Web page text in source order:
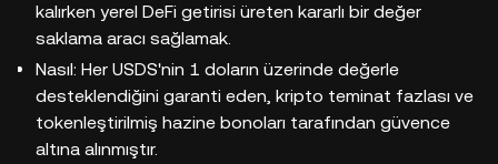
kalırken yerel DeFi getirisi üreten kararlı bir değer
saklama aracı sağlamak.
Nasıl: Her USDS'nin 1 doların üzerinde değerle
desteklendiğini garanti eden, kripto teminat fazlası ve
tokenleştirilmiş hazine bonoları tarafından güvence
altına alınmıştır.